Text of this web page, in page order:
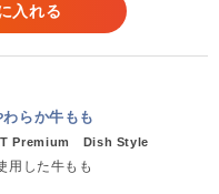
入れる
らか牛もも
Premium Dish Style
用した牛もも